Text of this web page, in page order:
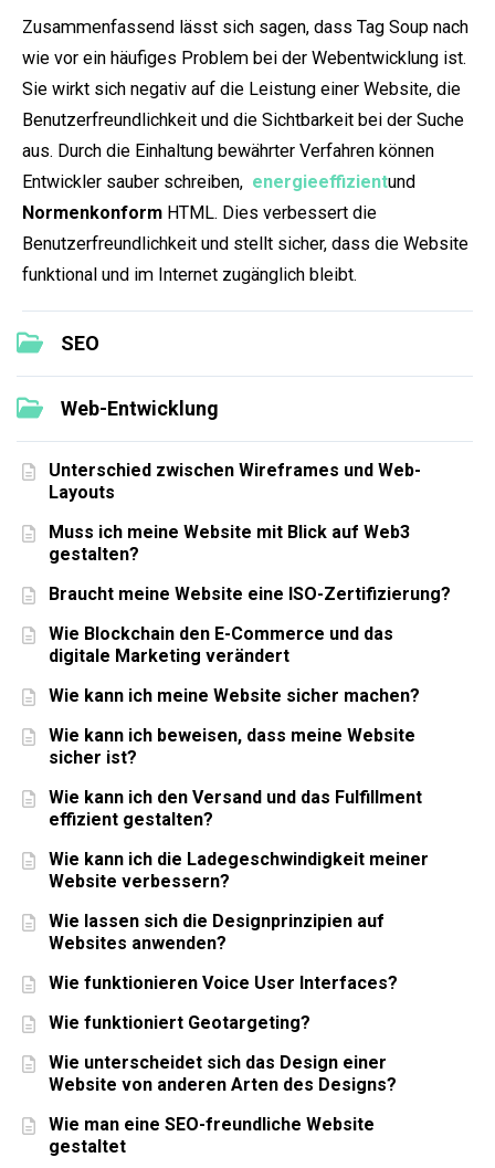
SEO
Web-Entwicklung
Unterschied zwischen Wireframes und Web-
Layouts
Muss ich meine Website mit Blick auf Web3
gestalten?
Braucht meine Website eine ISO-Zertifizierung?
Wie Blockchain den E-Commerce und das
digitale Marketing verändert
Wie kann ich meine Website sicher machen?
Wie kann ich beweisen, dass meine Website
sicher ist?
Wie kann ich den Versand und das Fulfillment
effizient gestalten?
Wie kann ich die Ladegeschwindigkeit meiner
Website verbessern?
Wie lassen sich die Designprinzipien auf
Websites anwenden?
Wie funktionieren Voice User Interfaces?
Wie funktioniert Geotargeting?
Wie unterscheidet sich das Design einer
Website von anderen Arten des Designs?
Wie man eine SEO-freundliche Website
gestaltet
Zusammenfassend lässt sich sagen, dass Tag Soup nach
wie vor ein häufiges Problem bei der Webentwicklung ist.
Sie wirkt sich negativ auf die Leistung einer Website, die
Benutzerfreundlichkeit und die Sichtbarkeit bei der Suche
aus. Durch die Einhaltung bewährter Verfahren können
Entwickler sauber schreiben, energieeffizientund
Normenkonform HTML. Dies verbessert die
Benutzerfreundlichkeit und stellt sicher, dass die Website
funktional und im Internet zugänglich bleibt.